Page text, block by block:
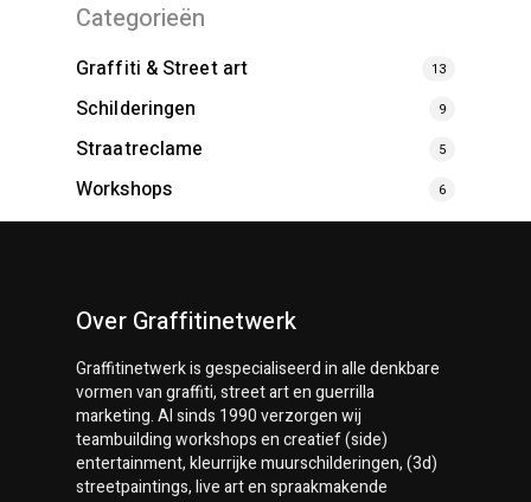
Categorieën
Graffiti & Street art 13
Schilderingen 9
Straatreclame 5
Workshops 6
Over Graffitinetwerk
Graffitinetwerkis gespecialiseerd in alle denkbare
vormen van graffiti, street art en guerrilla
marketing. Al sinds 1990 verzorgen wij
teambuilding workshops en creatief (side)
entertainment, kleurrijke muurschilderingen, (3d)
streetpaintings, live art en spraakmakende